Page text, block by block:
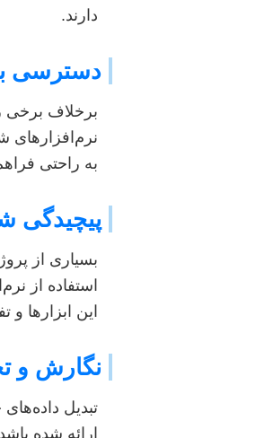
دارند.
دسترسی
برخلاف برخی
نرم‌افزارهای
به راحتی
پیچیدگی
بسیاری از
این
نگارش و
تبدیل
ارائه شده